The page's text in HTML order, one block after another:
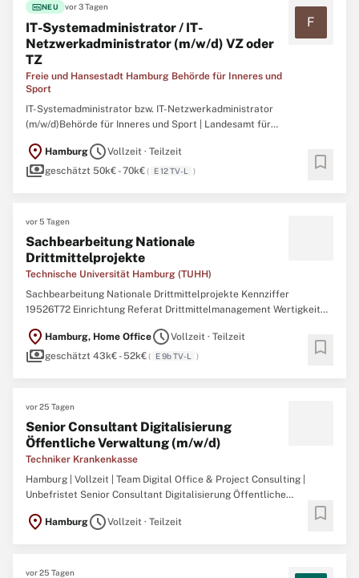
fiber_newNEU vor 3 Tagen
IT-Systemadministrator / IT-
Netzwerkadministrator (m/w/d) VZ oder
TZ
Freie und Hansestadt Hamburg Behörde für Inneres und
Sport
F
IT-Systemadministrator bzw. IT-Netzwerkadministrator
(m/w/d)Behörde für Inneres und Sport | Landesamt für
für Verfassungsschutz (LfV), dienen als Frühwarnsystem vor den
Gefahren für die freiheitliche demokratische Grundordnung. Dabei
location_on HamburgscheduleVollzeit · Teilzeit
paymentsgeschätzt 50k€ - 70k€( E 12 TV-L ) bookmark
vor 5 Tagen
Sachbearbeitung Nationale
Drittmittelprojekte
Technische Universität Hamburg (TUHH)
Sachbearbeitung Nationale Drittmittelprojekte Kennziffer
19526T72 Einrichtung Referat Drittmittelmanagement Wertigkeit
27.08.2026 Arbeitsumfang Vollzeit/Teilzeit, befristet für 12 Monate
Das Drittmittelmanagement ist Teil der Abteilung Finanzen ...
location_on Hamburg, Home OfficescheduleVollzeit · Teilzeit
paymentsgeschätzt 43k€ - 52k€( E 9b TV-L ) bookmark
vor 25 Tagen
Senior Consultant Digitalisierung
Öffentliche Verwaltung (m/w/d)
Techniker Krankenkasse
Hamburg | Vollzeit | Team Digital Office & Project Consulting |
Unbefristet Senior Consultant Digitalisierung Öffentliche
Verwaltung (m/w/d)Das Team Digital Office gestaltet die digitale
Zukunft der TK. Es entwickelt strategische Impulse für die
location_on HamburgscheduleVollzeit · Teilzeit bookmark
vor 25 Tagen